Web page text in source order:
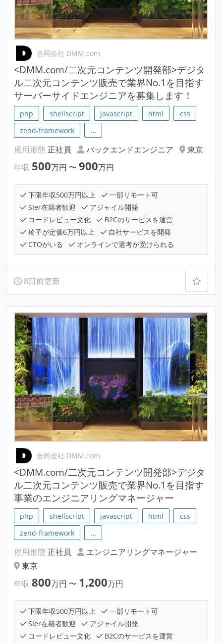
合同会社 DMM.com
<DMM.com/二次元コンテンツ開発部>デジタ
ル二次元コンテンツ販売で業界No.1を目指す
サーバーサイドエンジニアを募集します！
php shellscript javascript html
css
zend-framework
…
雇用形態 正社員 バックエンドエンジニア
東京
年収 500万円 〜 900万円
下限年収500万円以上
一部リモート可
SIer在籍者歓迎
アジャイル開発
コードレビュー文化
B2Cのサービスを運営
椅子が定価6万円以上
自社サービスを開発
CTOがいる
オンラインで選考が受けられる
8日前更新
合同会社 DMM.com
<DMM.com/二次元コンテンツ開発部>デジタ
ル二次元コンテンツ販売で業界No.1を目指す
事業のエンジニアリングマネージャー
php shellscript javascript html
css
zend-framework
…
雇用形態 正社員
エンジニアリングマネージャー
東京
年収 800万円 〜 1,200万円
下限年収500万円以上
一部リモート可
SIer在籍者歓迎
アジャイル開発
コードレビュー文化
B2Cのサービスを運営